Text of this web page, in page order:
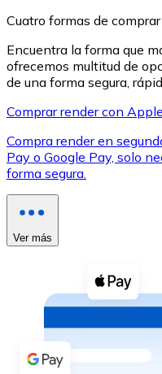
XRP
XRP
Efectivo
Comprar con
Transferencia SEPA
Añade fondos a tu
Cuatro formas de
Encuentra la forma que
ofrecemos multitud de
de una forma segura,
Comprar render con
Compra render en
Pay o Google Pay, solo
forma segura.
Ver más